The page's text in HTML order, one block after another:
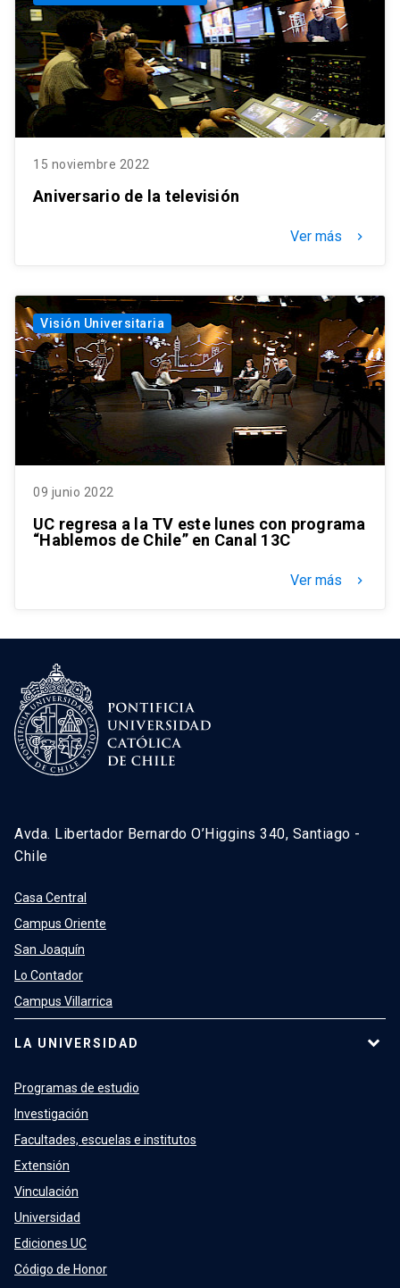
15 noviembre 2022
Aniversario de la televisión
Ver más keyboard_arrow_right
Visión Universitaria
09 junio 2022
UC regresa a la TV este lunes con programa
“Hablemos de Chile” en Canal 13C
Ver más keyboard_arrow_right
Avda. Libertador Bernardo O’Higgins 340, Santiago -
Chile
Casa Central
Campus Oriente
San Joaquín
Lo Contador
Campus Villarrica
LA UNIVERSIDAD
Programas de estudio
Investigación
Facultades, escuelas e institutos
Extensión
Vinculación
Universidad
Ediciones UC
Código de Honor